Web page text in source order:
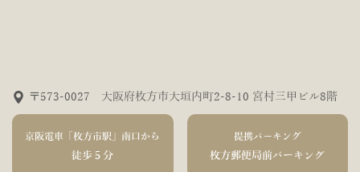
〒573-0027 大阪府枚方市大垣内町2-8-10 宮村三甲ビル8階
京阪電車「枚方市駅」南口から
徒歩５分
提携パーキング
枚方郵便局前パーキング